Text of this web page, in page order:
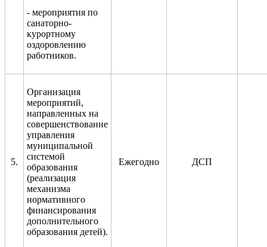
- мероприятия по
санаторно-
курортному
оздоровлению
работников.
5.
Организация
мероприятий,
направленных на
совершенствование
управления
муниципальной
системой
образования
(реализация
механизма
нормативного
финансирования
дополнительного
образования детей).
Ежегодно ДСП